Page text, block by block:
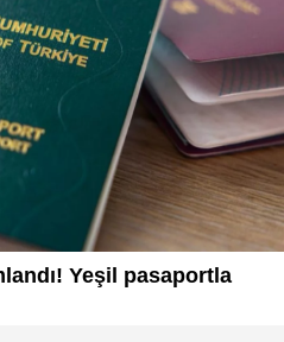
Yeşil pasaportla